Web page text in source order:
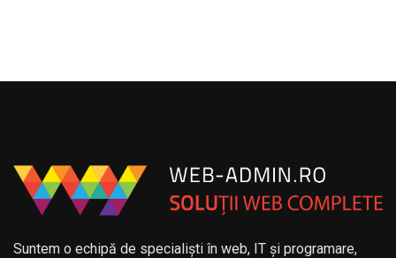
Suntem o echipă de specialiști în web, IT și programare,